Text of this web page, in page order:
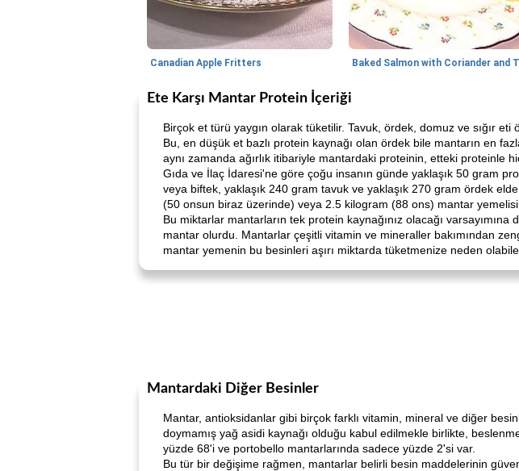
Canadian Apple Fritters
Ete Karşı Mantar Protein İçeriği
Birçok et türü yaygın olarak tüketilir. Tavuk, ördek, domuz ve sığır
Bu, en düşük et bazlı protein kaynağı olan ördek bile mantarın en
aynı zamanda ağırlık itibariyle mantardaki proteinin, etteki proteinle
Gıda ve İlaç İdaresi'ne göre çoğu insanın günde yaklaşık 50 gram
veya biftek, yaklaşık 240 gram tavuk ve yaklaşık 270 gram ördek
(50 onsun biraz üzerinde) veya 2.5 kilogram (88 ons) mantar
Bu miktarlar mantarların tek protein kaynağınız olacağı
mantar olurdu. Mantarlar çeşitli vitamin ve mineraller bakımından
mantar yemenin bu besinleri aşırı miktarda tüketmenize neden
Mantardaki Diğer Besinler
Mantar, antioksidanlar gibi birçok farklı vitamin, mineral ve diğer
doymamış yağ asidi kaynağı olduğu kabul edilmekle birlikte,
yüzde 68'i ve portobello mantarlarında sadece yüzde 2'si var.
Bu tür bir değişime rağmen, mantarlar belirli besin maddelerinin